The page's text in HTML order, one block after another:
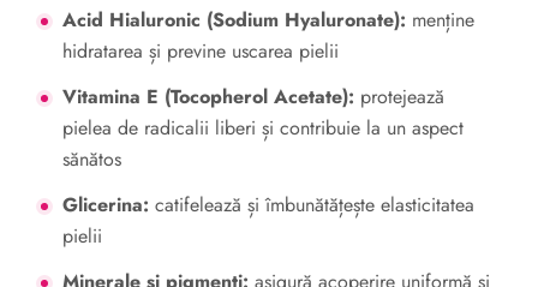
Acid Hialuronic (Sodium Hyaluronate): menține
hidratarea și previne uscarea pielii
Vitamina E (Tocopherol Acetate): protejează
pielea de radicalii liberi și contribuie la un aspect
sănătos
Glicerina: catifelează și îmbunătățește elasticitatea
pielii